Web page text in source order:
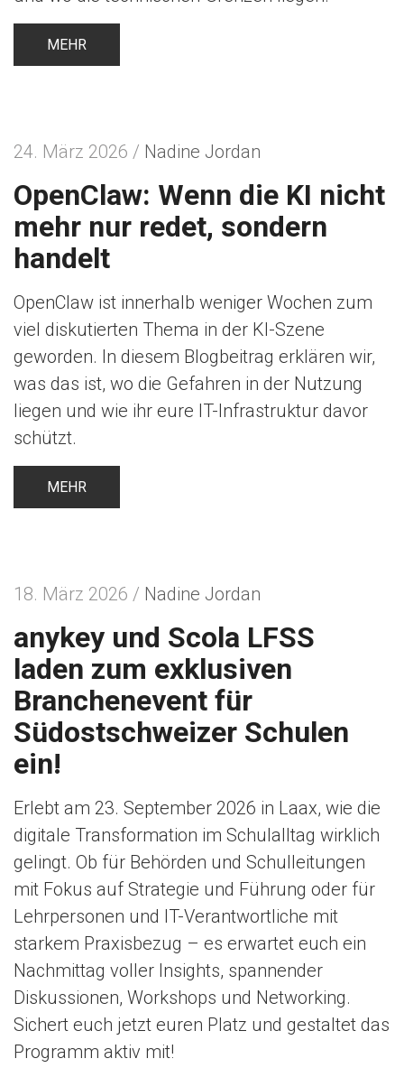
MEHR
24. März 2026 / Nadine Jordan
OpenClaw: Wenn die KI nicht
mehr nur redet, sondern
handelt
OpenClaw ist innerhalb weniger Wochen zum
viel diskutierten Thema in der KI-Szene
geworden. In diesem Blogbeitrag erklären wir,
was das ist, wo die Gefahren in der Nutzung
liegen und wie ihr eure IT-Infrastruktur davor
schützt.
MEHR
18. März 2026 / Nadine Jordan
anykey und Scola LFSS
laden zum exklusiven
Branchenevent für
Südostschweizer Schulen
ein!
Erlebt am 23. September 2026 in Laax, wie die
digitale Transformation im Schulalltag wirklich
gelingt. Ob für Behörden und Schulleitungen
mit Fokus auf Strategie und Führung oder für
Lehrpersonen und IT-Verantwortliche mit
starkem Praxisbezug – es erwartet euch ein
Nachmittag voller Insights, spannender
Diskussionen, Workshops und Networking.
Sichert euch jetzt euren Platz und gestaltet das
Programm aktiv mit!